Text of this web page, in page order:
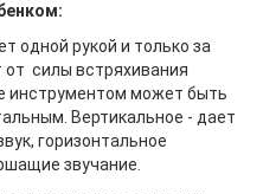
одной рукой и только за
от силы встряхивания
инструментом может быть
Вертикальное - дает
горизонтальное
звучание.